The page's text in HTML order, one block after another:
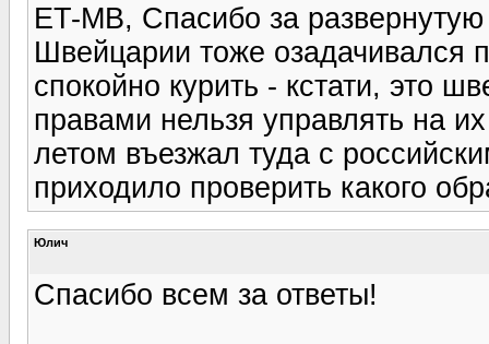
ET-MB, Спасибо за
Швейцарии тоже озадачивался
спокойно курить - кстати, это
правами нельзя управлять на
летом въезжал туда с
приходило проверить какого
Юлич
Спасибо всем за ответы!